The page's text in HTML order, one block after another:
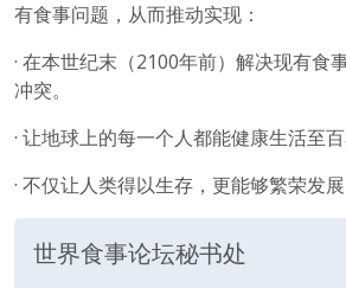
有食事问题，从而推动实现：
· 在本世纪末（2100年前）解决现有食
冲突。
· 让地球上的每一个人都能健康生活至百
· 不仅让人类得以生存，更能够繁荣发展
世界食事论坛秘书处